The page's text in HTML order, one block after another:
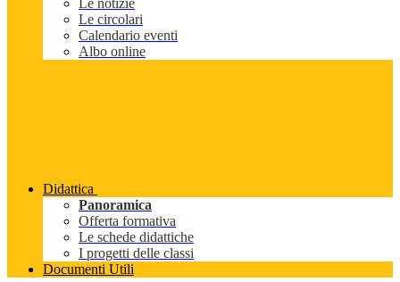
Le notizie
Le circolari
Calendario eventi
Albo online
Didattica
Panoramica
Offerta formativa
Le schede didattiche
I progetti delle classi
Documenti Utili